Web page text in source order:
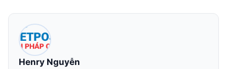
Henry Nguyễn